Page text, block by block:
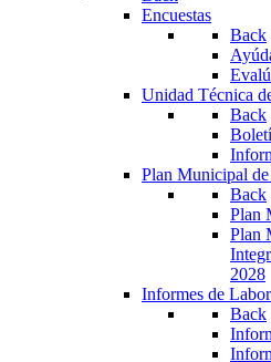
Encuestas
Back
Unidad Técnica
Back
Plan Municipal
Back
Plan
Plan
2028
Informes de
Back